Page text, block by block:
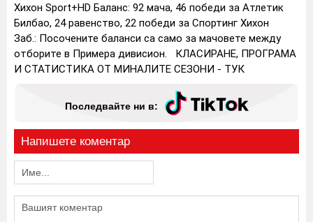
Хихон Sport+HD Баланс: 92 мача, 46 победи за Атлетик
Билбао, 24 равенство, 22 победи за Спортинг Хихон
Заб.: Посочените баланси са само за мачовете между
отборите в Примера дивисион. КЛАСИРАНЕ, ПРОГРАМА
И СТАТИСТИКА ОТ МИНАЛИТЕ СЕЗОНИ - ТУК
Последвайте ни в:
Напишете коментар